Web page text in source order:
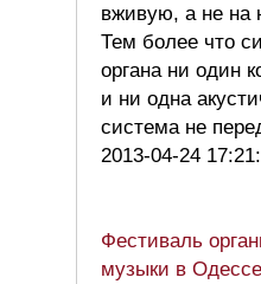
вживую, а не на
Тем более что
органа ни один
и ни одна
система не
2013-04-24
Фестиваль
музыки в